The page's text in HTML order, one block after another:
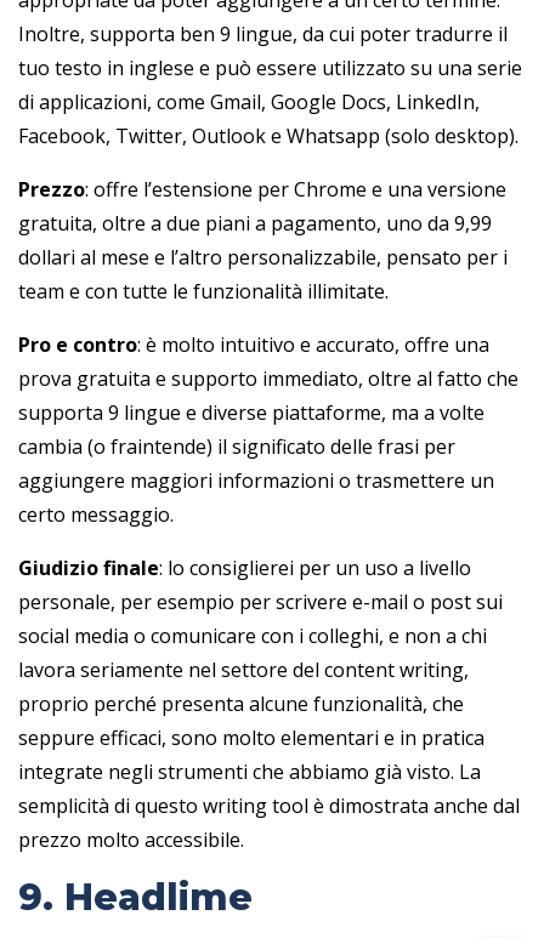
Inoltre, supporta ben 9 lingue, da cui poter tradurre il
tuo testo in inglese e può essere utilizzato su una serie
di applicazioni, come Gmail, Google Docs, LinkedIn,
Facebook, Twitter, Outlook e Whatsapp (solo desktop).
Prezzo: offre l’estensione per Chrome e una versione
gratuita, oltre a due piani a pagamento, uno da 9,99
dollari al mese e l’altro personalizzabile, pensato per i
team e con tutte le funzionalità illimitate.
Pro e contro: è molto intuitivo e accurato, offre una
prova gratuita e supporto immediato, oltre al fatto che
supporta 9 lingue e diverse piattaforme, ma a volte
cambia (o fraintende) il significato delle frasi per
aggiungere maggiori informazioni o trasmettere un
certo messaggio.
Giudizio finale: lo consiglierei per un uso a livello
personale, per esempio per scrivere e-mail o post sui
social media o comunicare con i colleghi, e non a chi
lavora seriamente nel settore del content writing,
proprio perché presenta alcune funzionalità, che
seppure efficaci, sono molto elementari e in pratica
integrate negli strumenti che abbiamo già visto. La
semplicità di questo writing tool è dimostrata anche dal
prezzo molto accessibile.
9. Headlime